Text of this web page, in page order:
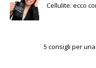
Cellulite: ecco
5 consigli per